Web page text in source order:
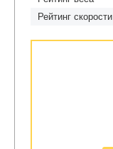
Рейтинг скорости